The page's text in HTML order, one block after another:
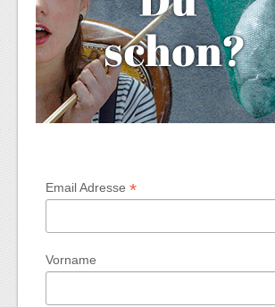
Email Adresse*
Vorname